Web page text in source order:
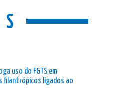
uso do FGTS em
filantrópicos ligados ao